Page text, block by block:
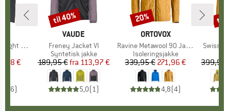
Jacket
pris
€
6)
MÆRKE
VAUDE
Artikel
Freney Jacket VI
Produktgruppe
Syntetisk jakke
Pris
189,95 € Nedsat pris
fra 113,97 €
5,0(1)
Rabat
til 40%
MÆRKE
ORTOVOX
Artikel
Ravine Metawool 90 Jacket
Produktgruppe
Isoleringsjakke
Pris
339,95 €Nedsat pris
271,96 €
4,8(4)
Rabat
20%
Artikel
399,95
til